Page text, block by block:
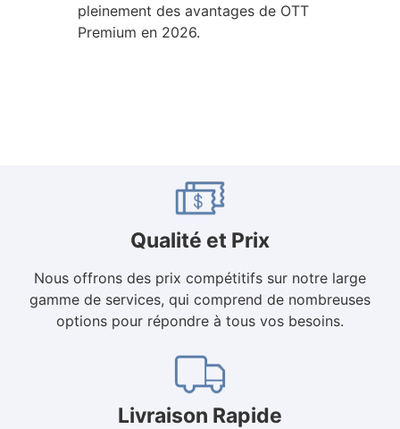
pleinement des avantages de OTT
Premium en 2026.
Qualité et Prix
Nous offrons des prix compétitifs sur notre large
gamme de services, qui comprend de nombreuses
options pour répondre à tous vos besoins.
Livraison Rapide